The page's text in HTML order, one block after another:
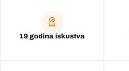
19 godina iskustva